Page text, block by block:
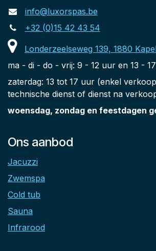
info@luxorspas.be
+32 (0)15 42 43 54
Londerzeelseweg 139, 1880
ma - di - do - vrij: 9 - 12 uur en 13 -
zaterdag: 13 tot 17 uur (enkel
technische dienst of dienst na
woensdag, zondag en feestdagen
Ons aanbod
Jacuzzi
Zwemspa
Cold tub
Sauna
Infrarood